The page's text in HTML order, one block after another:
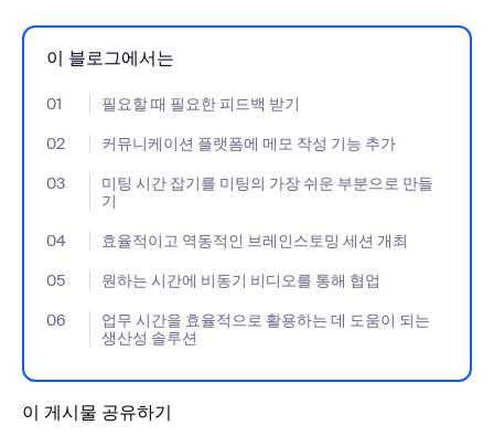
이 블로그에서는
01 필요할 때 필요한 피드백 받기
- Jumplink to 필요할 때 필요한 피드백 받기
02
커뮤니케이션 플랫폼에 메모 작성 기능 추가
- Jumplink to 커뮤니케이션 플랫폼에 메모 작성 기능 추가
03
미팅 시간 잡기를 미팅의 가장 쉬운 부분으로 만들
기
- Jumplink to 미팅 시간 잡기를 미팅의 가장 쉬운 부분으로 만들기
04 효율적이고 역동적인 브레인스토밍 세션 개최
- Jumplink to 효율적이고 역동적인 브레인스토밍 세션 개최
05
원하는 시간에 비동기 비디오를 통해 협업
- Jumplink to 원하는 시간에 비동기 비디오를 통해 협업
06
업무 시간을 효율적으로 활용하는 데 도움이 되는
생산성 솔루션
- Jumplink to 업무 시간을 효율적으로 활용하는 데 도움이 되는 생
이 게시물 공유하기